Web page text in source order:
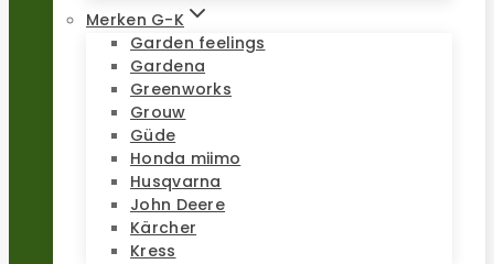
Merken G-K
Garden feelings
Gardena
Greenworks
Grouw
Güde
Honda miimo
Husqvarna
John Deere
Kärcher
Kress